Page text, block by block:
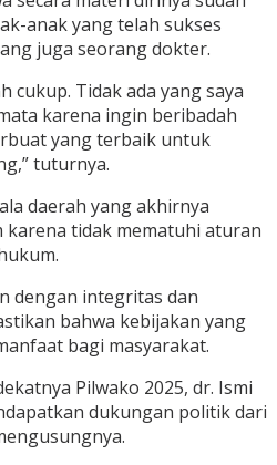
anak yang telah sukses
juga seorang dokter.
cukup. Tidak ada yang saya
karena ingin beribadah
yang terbaik untuk
tuturnya.
daerah yang akhirnya
tidak mematuhi aturan
dengan integritas dan
bahwa kebijakan yang
bagi masyarakat.
Pilwako 2025, dr. Ismi
dukungan politik dari